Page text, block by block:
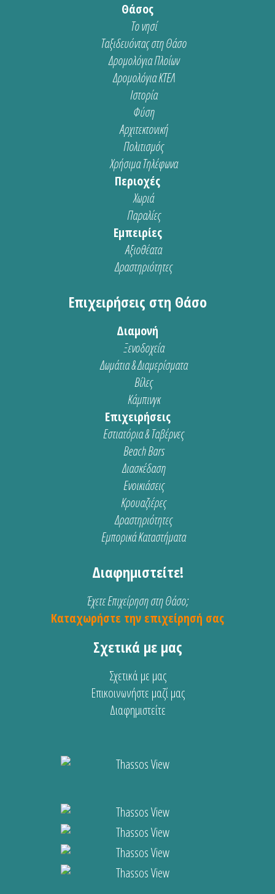
Θάσος
Το νησί
Ταξιδευόντας στη Θάσο
Δρομολόγια Πλοίων
Δρομολόγια ΚΤΕΛ
Ιστορία
Φύση
Αρχιτεκτονική
Πολιτισμός
Χρήσιμα Τηλέφωνα
Περιοχές
Χωριά
Παραλίες
Εμπειρίες
Αξιοθέατα
Δραστηριότητες
Επιχειρήσεις στη Θάσο
Διαμονή
Ξενοδοχεία
Δωμάτια & Διαμερίσματα
Βίλες
Κάμπινγκ
Επιχειρήσεις
Εστιατόρια & Ταβέρνες
Beach Bars
Διασκέδαση
Ενοικιάσεις
Κρουαζιέρες
Δραστηριότητες
Εμπορικά Καταστήματα
Διαφημιστείτε!
Έχετε Επιχείρηση στη Θάσο;
Καταχωρήστε την επιχείρησή σας
Σχετικά με μας
Σχετικά με μας
Επικοινωνήστε μαζί μας
Διαφημιστείτε